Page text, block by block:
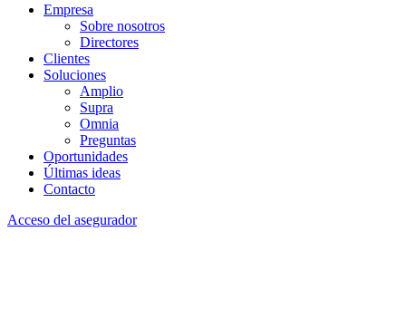
Empresa
Sobre nosotros
Directores
Clientes
Soluciones
Amplio
Supra
Omnia
Preguntas
Oportunidades
Últimas ideas
Contacto
Acceso del asegurador